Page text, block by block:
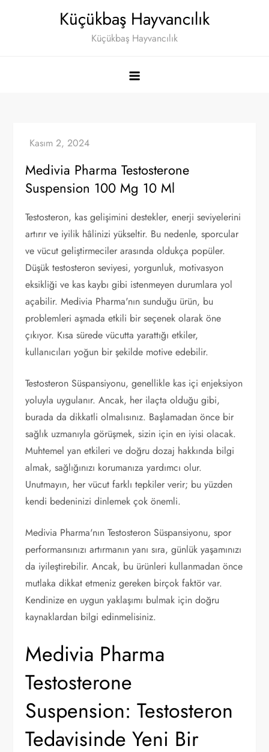
Küçükbaş Hayvancılık
Küçükbaş Hayvancılık
Medivia Pharma Testosterone
Suspension 100 Mg 10 Ml
Testosteron, kas gelişimini destekler, enerji seviyelerini
artırır ve iyilik hâlinizi yükseltir. Bu nedenle, sporcular
ve vücut geliştirmeciler arasında oldukça popüler.
Düşük testosteron seviyesi, yorgunluk, motivasyon
eksikliği ve kas kaybı gibi istenmeyen durumlara yol
açabilir. Medivia Pharma'nın sunduğu ürün, bu
problemleri aşmada etkili bir seçenek olarak öne
çıkıyor. Kısa sürede vücutta yarattığı etkiler,
kullanıcıları yoğun bir şekilde motive edebilir.
Testosteron Süspansiyonu, genellikle kas içi enjeksiyon
yoluyla uygulanır. Ancak, her ilaçta olduğu gibi,
burada da dikkatli olmalısınız. Başlamadan önce bir
sağlık uzmanıyla görüşmek, sizin için en iyisi olacak.
Muhtemel yan etkileri ve doğru dozaj hakkında bilgi
almak, sağlığınızı korumanıza yardımcı olur.
Unutmayın, her vücut farklı tepkiler verir; bu yüzden
kendi bedeninizi dinlemek çok önemli.
Medivia Pharma'nın Testosteron Süspansiyonu, spor
performansınızı artırmanın yanı sıra, günlük yaşamınızı
da iyileştirebilir. Ancak, bu ürünleri kullanmadan önce
mutlaka dikkat etmeniz gereken birçok faktör var.
Kendinize en uygun yaklaşımı bulmak için doğru
kaynaklardan bilgi edinmelisiniz.
Medivia Pharma
Testosterone
Suspension: Testosteron
Tedavisinde Yeni Bir